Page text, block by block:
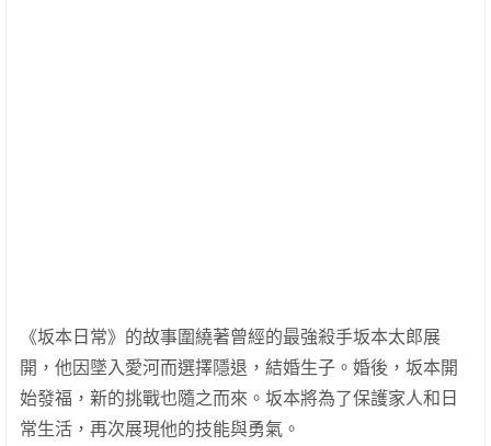
《坂本日常》的故事圍繞著曾經的最強殺手坂本太郎展
開，他因墜入愛河而選擇隱退，結婚生子。婚後，坂本開
始發福，新的挑戰也隨之而來。坂本將為了保護家人和日
常生活，再次展現他的技能與勇氣。